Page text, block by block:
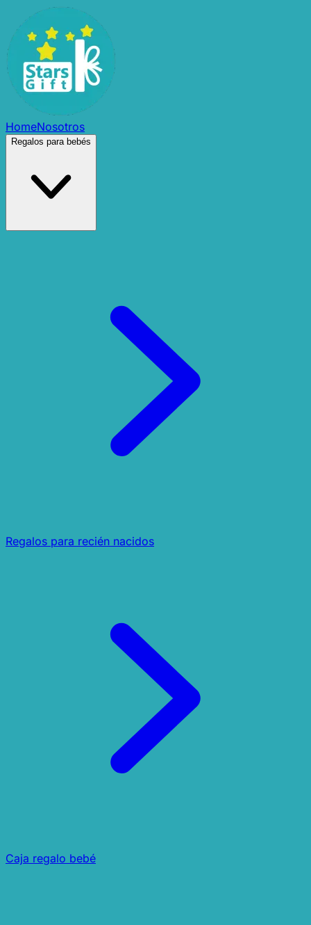
HomeNosotros
Regalos para bebés
Regalos para recién nacidos
Caja regalo bebé